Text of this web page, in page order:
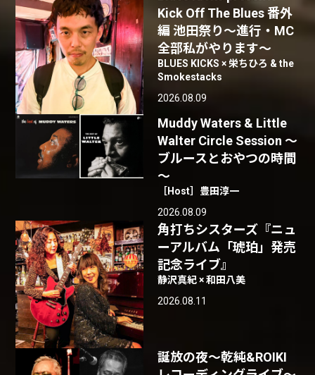
Kick Off The Blues 番外
編 池田祭り〜進行・MC
全部私がやります〜
BLUES KICKS × 栄ちひろ & the
Smokestacks
2026.08.09
Muddy Waters & Little
Walter Circle Session ～
ブルースとおやつの時間
～
［Host］豊田淳一
2026.08.09
角打ちシスターズ『ニュ
ーアルバム「琥珀」発売
記念ライブ』
静沢真紀 × 和田八美
2026.08.11
誕放の夜〜乾純&ROIKI